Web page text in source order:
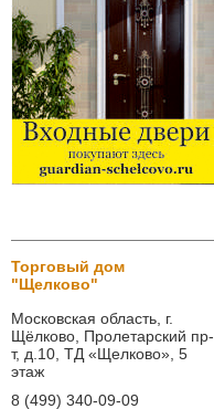
Торговый дом
"Щелково"
Московская область, г.
Щёлково, Пролетарский пр-
т, д.10, ТД «Щелково», 5
этаж
8 (499) 340-09-09